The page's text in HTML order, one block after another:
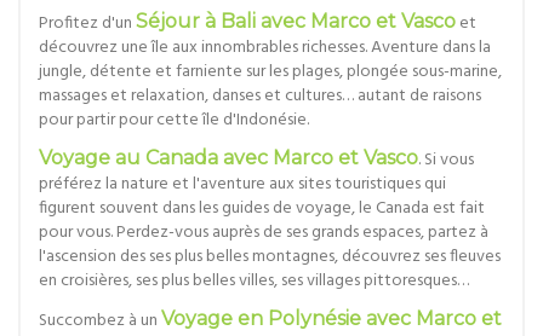
Profitez d'un Séjour à Bali avec Marco et Vasco et
découvrez une île aux innombrables richesses. Aventure dans la
jungle, détente et farniente sur les plages, plongée sous-marine,
massages et relaxation, danses et cultures… autant de raisons
pour partir pour cette île d'Indonésie.
Voyage au Canada avec Marco et Vasco. Si vous
préférez la nature et l'aventure aux sites touristiques qui
figurent souvent dans les guides de voyage, le Canada est fait
pour vous. Perdez-vous auprès de ses grands espaces, partez à
l'ascension des ses plus belles montagnes, découvrez ses fleuves
en croisières, ses plus belles villes, ses villages pittoresques…
Succombez à un Voyage en Polynésie avec Marco et